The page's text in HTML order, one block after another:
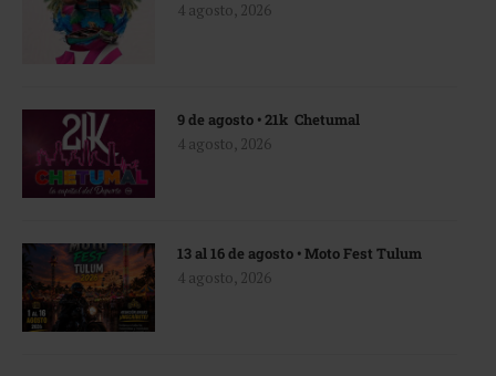
4 agosto, 2026
9 de agosto • 21k Chetumal
4 agosto, 2026
13 al 16 de agosto • Moto Fest Tulum
4 agosto, 2026